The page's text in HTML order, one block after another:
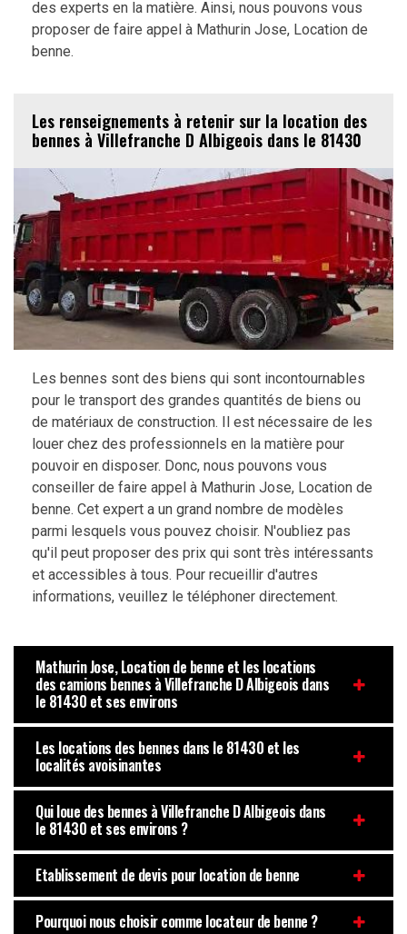
des experts en la matière. Ainsi, nous pouvons vous
proposer de faire appel à Mathurin Jose, Location de
benne.
Les renseignements à retenir sur la location des
bennes à Villefranche D Albigeois dans le 81430
Les bennes sont des biens qui sont incontournables
pour le transport des grandes quantités de biens ou
de matériaux de construction. Il est nécessaire de les
louer chez des professionnels en la matière pour
pouvoir en disposer. Donc, nous pouvons vous
conseiller de faire appel à Mathurin Jose, Location de
benne. Cet expert a un grand nombre de modèles
parmi lesquels vous pouvez choisir. N'oubliez pas
qu'il peut proposer des prix qui sont très intéressants
et accessibles à tous. Pour recueillir d'autres
informations, veuillez le téléphoner directement.
Mathurin Jose, Location de benne et les locations
des camions bennes à Villefranche D Albigeois dans
le 81430 et ses environs
Les locations des bennes dans le 81430 et les
localités avoisinantes
Qui loue des bennes à Villefranche D Albigeois dans
le 81430 et ses environs ?
Etablissement de devis pour location de benne
Pourquoi nous choisir comme locateur de benne ?